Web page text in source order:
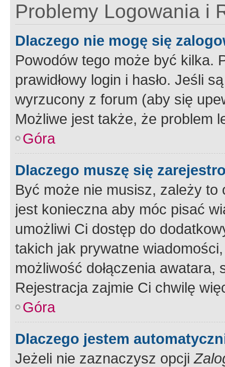
Problemy Logowania i
Dlaczego nie mogę się
Powodów tego może być kilka.
prawidłowy login i hasło. Jeśli
wyrzucony z forum (aby się
Możliwe jest także, że problem
Góra
Dlaczego muszę się
Być może nie musisz, zależy
jest konieczna aby móc pisać
umożliwi Ci dostęp do
takich jak prywatne
możliwość dołączenia
Rejestracja zajmie Ci chwilę
Góra
Dlaczego jestem
Jeżeli nie zaznaczysz opcji